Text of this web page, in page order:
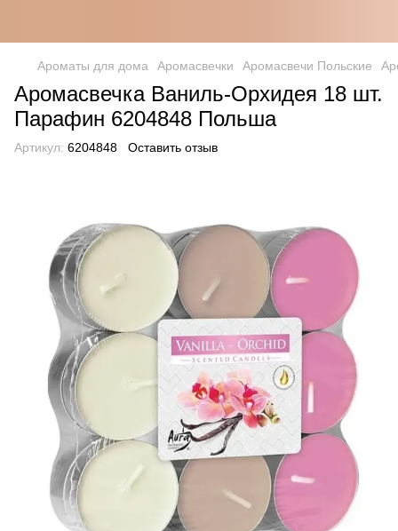
Ароматы для дома Аромасвечки Аромасвечи Польские
Аромасвечка Ваниль-Орхидея 18 шт.
Парафин 6204848 Польша
Артикул: 6204848 Оставить отзыв